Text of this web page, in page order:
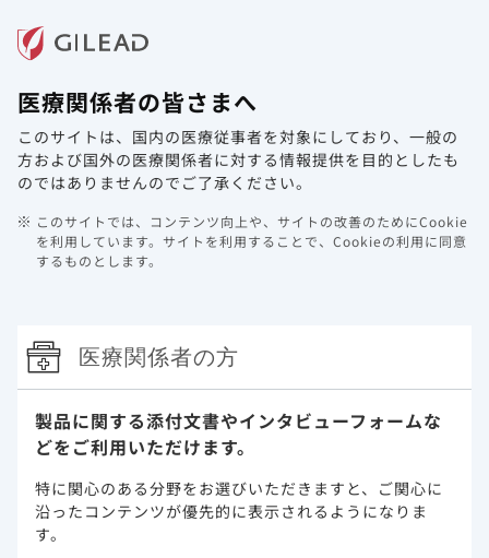
ホーム 製品情報
副作用・安全性情報・RMP
副作用及び臨床検査値異常
本剤の海外臨床試験（投与後96週時）において、866例中367
例（42.4％）に副作用が認められました。主な副作用は、悪
心90例（10.4％）、 下痢63例（7.3％）、 頭痛53例
（6.1％）等でした。また、抗HIV薬による治療経験があり、
ウイルス学的に抑制されているHIV-1感染症患者を対象とした
本剤の海外臨床試験（投与後48週時）において、959例中204
例（21.3％）に副作用が認められました。主な副作用は、下
痢24例（2.5％）、悪心22例（2.3％）等でした。（承認時）
なお、重大な副作用として、腎不全又は重度の腎機能障害
医療関係者の皆さまへ
このサイトは、国内の医療従事者を対象にしており、 一般の
方および国外の医療関係者に対する情報提供を目的としたも
のではありませんのでご了承ください。
このサイトでは、コンテンツ向上や、サイトの改善のためにCookie
を利用しています。 サイトを利用することで、Cookieの利用に同意
するものとします。
医療関係者の方
製品に関する添付文書やインタビューフォームな
どをご利用いただけます。
特に関心のある分野をお選びいただきますと、 ご関心に
沿ったコンテンツが優先的に表示されるようになりま
す。